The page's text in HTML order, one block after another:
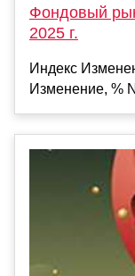
Фондовый
2025 г.
Индекс
Изменение, %